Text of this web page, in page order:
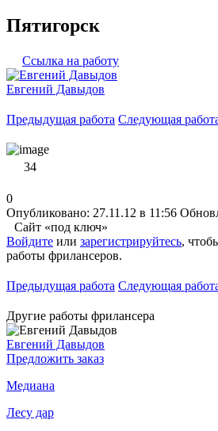
Пятигорск
Ссылка на работу
Евгений Давыдов
Предыдущая работа Следующая
34
0
Опубликовано: 27.11.12 в 11:56
Сайт «под ключ»
Войдите или зарегистрируйтесь,
работы фрилансеров.
Предыдущая работа Следующая
Другие работы фрилансера
Евгений Давыдов
Предложить заказ
Медиана
Лесу дар